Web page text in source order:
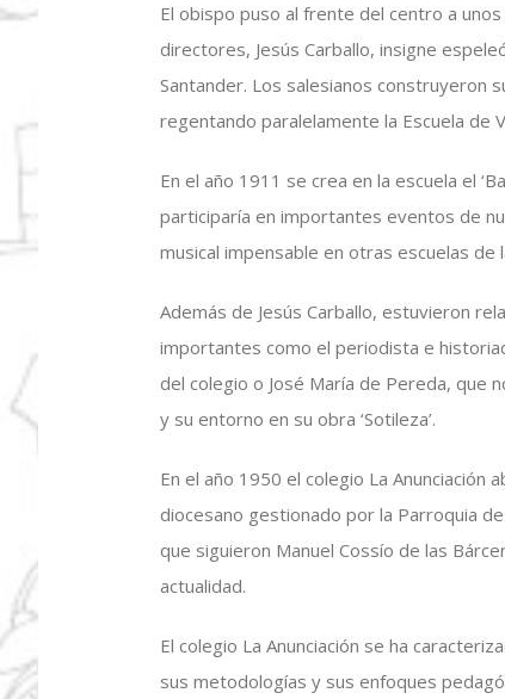
El obispo puso al frente del centro a
directores, Jesús Carballo, insigne
Santander. Los salesianos construyeron
regentando paralelamente la Escuela de
En el año 1911 se crea en la escuela el
participaría en importantes eventos de
musical impensable en otras escuelas de
Además de Jesús Carballo, estuvieron
importantes como el periodista e
del colegio o José María de Pereda, que
y su entorno en su obra ‘Sotileza’.
En el año 1950 el colegio La Anunciación
diocesano gestionado por la Parroquia
que siguieron Manuel Cossío de las
actualidad.
El colegio La Anunciación se ha
sus metodologías y sus enfoques